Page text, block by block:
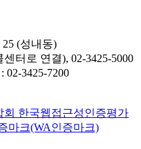
(성내동)
터로 연결), 02-3425-5000
3425-7200